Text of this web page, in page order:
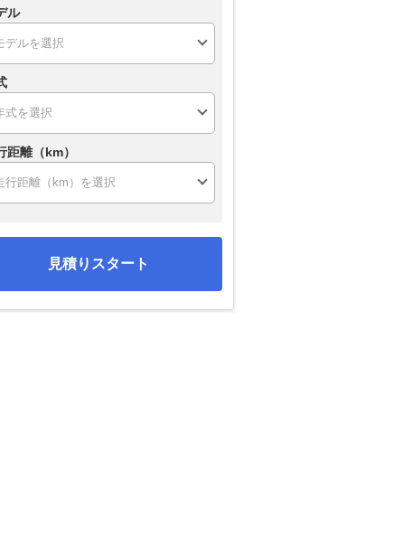
ル
距離（km）
見積りスタート